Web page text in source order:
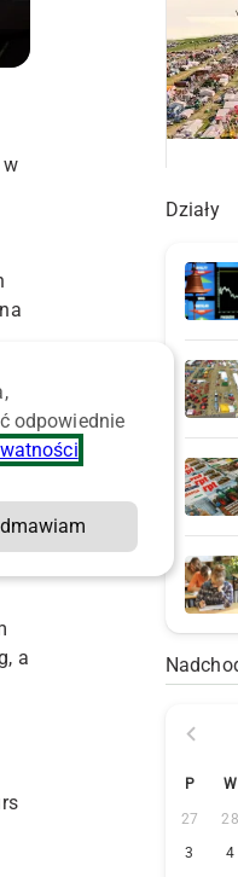
z
a
Działy
P W
27 28
3
4
odpowiednie